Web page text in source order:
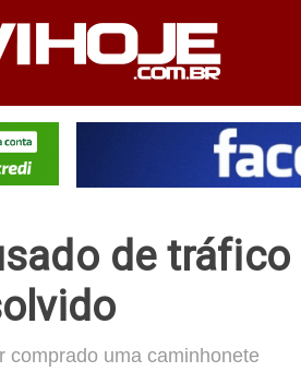
FALE CONOSCO
de tráfico
comprado uma caminhonete